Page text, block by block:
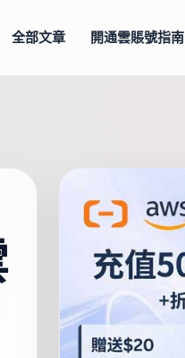
全部文章 開通雲賬號指南